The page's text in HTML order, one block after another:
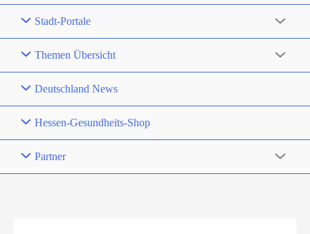
Stadt-Portale
Themen Übersicht
Deutschland News
Hessen-Gesundheits-Shop
Partner